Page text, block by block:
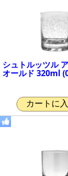
シュトルッツル
オールド 320ml
カートに